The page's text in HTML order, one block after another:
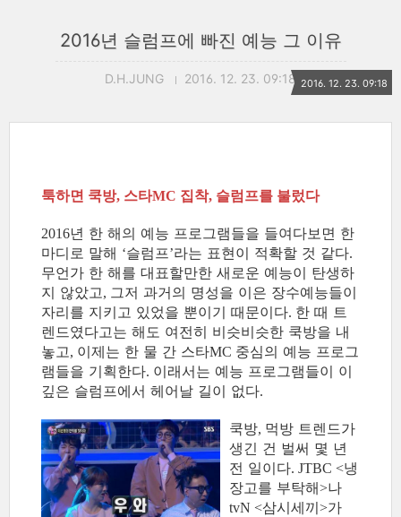
2016년 슬럼프에 빠진 예능 그 이유
D.H.JUNG 2016. 12. 23. 09:18 2016. 12. 23. 09:18
툭하면 쿡방, 스타MC 집착, 슬럼프를 불렀다
2016년 한 해의 예능 프로그램들을 들여다보면 한
마디로 말해 ‘슬럼프’라는 표현이 적확할 것 같다.
무언가 한 해를 대표할만한 새로운 예능이 탄생하
지 않았고, 그저 과거의 명성을 이은 장수예능들이
자리를 지키고 있었을 뿐이기 때문이다. 한 때 트
렌드였다고는 해도 여전히 비슷비슷한 쿡방을 내
놓고, 이제는 한 물 간 스타MC 중심의 예능 프로그
램들을 기획한다. 이래서는 예능 프로그램들이 이
깊은 슬럼프에서 헤어날 길이 없다.
쿡방, 먹방 트렌드가
생긴 건 벌써 몇 년
전 일이다. JTBC <냉
장고를 부탁해>나
tvN <삼시세끼>가